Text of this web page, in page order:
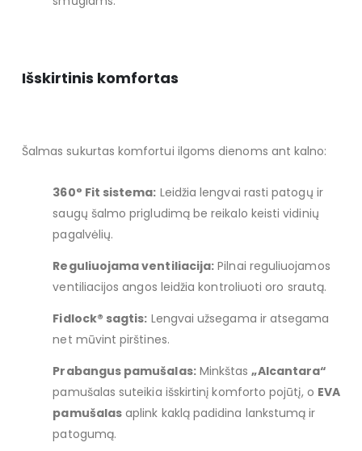
Išskirtinis komfortas
Šalmas sukurtas komfortui ilgoms dienoms ant kalno:
360° Fit sistema: Leidžia lengvai rasti patogų ir
saugų šalmo prigludimą be reikalo keisti vidinių
pagalvėlių.
Reguliuojama ventiliacija: Pilnai reguliuojamos
ventiliacijos angos leidžia kontroliuoti oro srautą.
Fidlock® sagtis: Lengvai užsegama ir atsegama
net mūvint pirštines.
Prabangus pamušalas:Minkštas„Alcantara“
pamušalas suteikia išskirtinį komforto pojūtį, o EVA
pamušalas aplink kaklą padidina lankstumą ir
patogumą.